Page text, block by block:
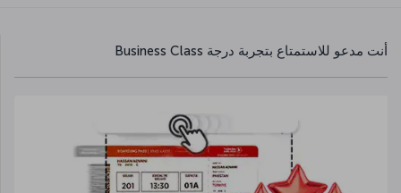
أنت مدعو للاستمتاع بتجربة درجة Business Class